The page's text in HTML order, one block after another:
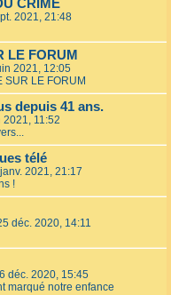
CRIME
2021, 21:48
LE FORUM
2021, 12:05
SUR LE FORUM
depuis 41 ans.
2021, 11:52
télé
2021, 21:17
!
déc. 2020, 14:11
déc. 2020, 15:45
marqué notre enfance